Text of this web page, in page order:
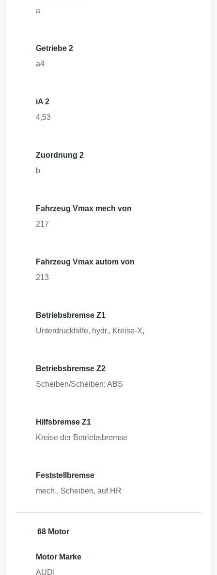
a
Getriebe 2
a4
iA 2
4,53
Zuordnung 2
b
Fahrzeug Vmax mech von
217
Fahrzeug Vmax autom von
213
Betriebsbremse Z1
Unterdruckhilfe, hydr., Kreise-X,
Betriebsbremse Z2
Scheiben/Scheiben; ABS
Hilfsbremse Z1
Kreise der Betriebsbremse
Feststellbremse
mech., Scheiben, auf HR
68 Motor
Motor Marke
AUDI